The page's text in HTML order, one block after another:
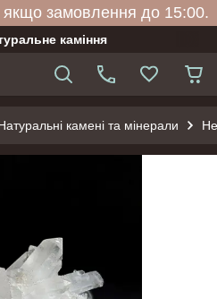
якщо замовлення до 15:00.
каміння
камені та мінерали